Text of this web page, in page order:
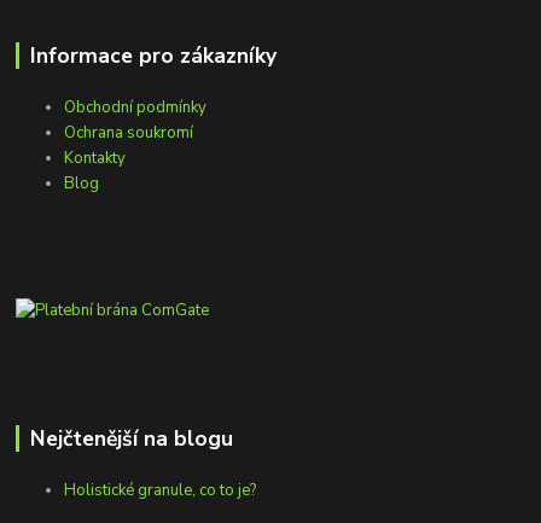
Informace pro zákazníky
Obchodní podmínky
Ochrana soukromí
Kontakty
Blog
Nejčtenější na blogu
Holistické granule, co to je?